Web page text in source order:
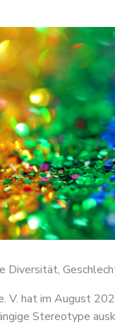
Diversität,
hat im August
Stereotype